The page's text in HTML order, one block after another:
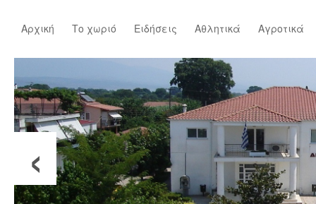
Αρχική Το χωριό Ειδήσεις Αθλητικά Αγροτικά
‹